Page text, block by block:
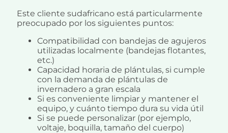
Este cliente sudafricano está particularmente
preocupado por los siguientes puntos:
Compatibilidad con bandejas de agujeros
utilizadas localmente (bandejas flotantes,
etc.)
Capacidad horaria de plántulas, si cumple
con la demanda de plántulas de
invernadero a gran escala
Si es conveniente limpiar y mantener el
equipo, y cuánto tiempo dura su vida útil
Si se puede personalizar (por ejemplo,
voltaje, boquilla, tamaño del cuerpo)